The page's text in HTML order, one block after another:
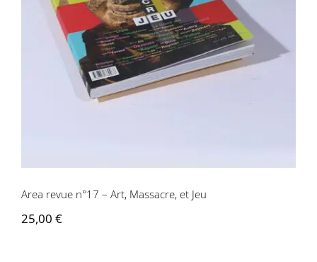
Area revue n°17 – Art, Massacre, et Jeu
Area revue n°17 – Art, Massacre, et Jeu
25,00 €